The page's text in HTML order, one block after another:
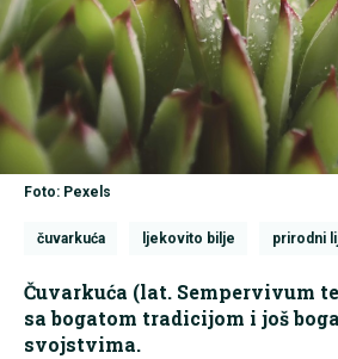
Foto: Pexels
čuvarkuća ljekovito bilje prirodni
Čuvarkuća (lat. Sempervivum
sa bogatom tradicijom i još
svojstvima.